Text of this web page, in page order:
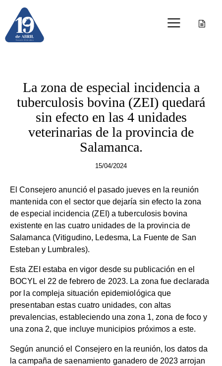
La zona de especial incidencia a
tuberculosis bovina (ZEI) quedará
sin efecto en las 4 unidades
veterinarias de la provincia de
Salamanca.
15/04/2024
El Consejero anunció el pasado jueves en la reunión
mantenida con el sector que dejaría sin efecto la zona
de especial incidencia (ZEI) a tuberculosis bovina
existente en las cuatro unidades de la provincia de
Salamanca (Vitigudino, Ledesma, La Fuente de San
Esteban y Lumbrales).
Esta ZEI estaba en vigor desde su publicación en el
BOCYL el 22 de febrero de 2023. La zona fue declarada
por la compleja situación epidemiológica que
presentaban estas cuatro unidades, con altas
prevalencias, estableciendo una zona 1, zona de foco y
una zona 2, que incluye municipios próximos a este.
Según anunció el Consejero en la reunión, los datos da
la campaña de saenamiento ganadero de 2023 arrojan